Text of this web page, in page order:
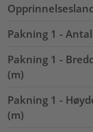
Pakning 1 -
Pakning 1 -
(m)
Pakning 1 -
(m)